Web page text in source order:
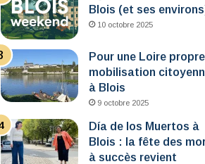
Blois (et ses
10 octobre 2025
Pour une Loire
mobilisation
à Blois
9 octobre 2025
Día de los Muertos à
Blois : la fête des
à succès revient